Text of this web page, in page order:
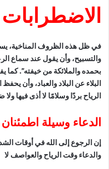
الاضطرابات
في ظل هذه الظروف المناخية،
والتسبيح، وأن يقول عند سماع
بحمده والملائكة من خيفته”. كما
البلاء عن البلاد والعباد، وأن
الرياح بردًا وسلامًا لا أذى فيها
الدعاء وسيلة
إن الرجوع إلى الله في أوقات
والدعاء وقت الرياح والعواصف لا